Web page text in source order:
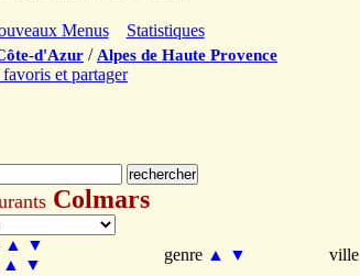
Menus
Statistiques
d'Azur / Alpes de Haute Provence
Colmars
▲
▼
▲ ▼
genre ▲ ▼ ville